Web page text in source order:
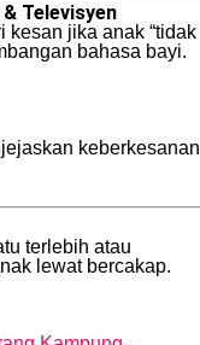
Televisyen
kesan jika anak “tidak
bahasa bayi.
keberkesanan
terlebih atau
lewat bercakap.